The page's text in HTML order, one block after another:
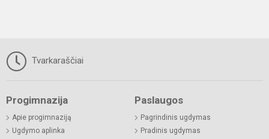
Tvarkaraščiai
Progimnazija
Apie progimnaziją
Ugdymo aplinka
Paslaugos
Pagrindinis ugdymas
Pradinis ugdymas